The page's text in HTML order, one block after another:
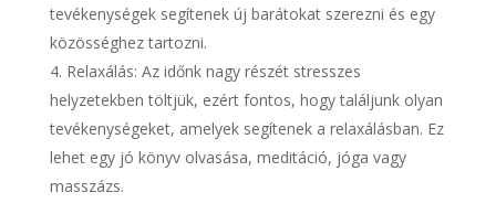
tevékenységek segítenek új barátokat szerezni és egy
közösséghez tartozni.
Relaxálás: Az időnk nagy részét stresszes
helyzetekben töltjük, ezért fontos, hogy találjunk olyan
tevékenységeket, amelyek segítenek a relaxálásban. Ez
lehet egy jó könyv olvasása, meditáció, jóga vagy
masszázs.